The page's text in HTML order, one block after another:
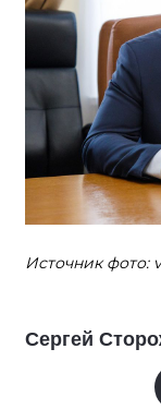
Источник фото:
Сергей